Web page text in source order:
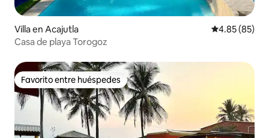
Villa en Acajutla Calificación
4.85 (85)
Casa de playa Torogoz
Favorito entre huéspedes
Favorito entre huéspedes